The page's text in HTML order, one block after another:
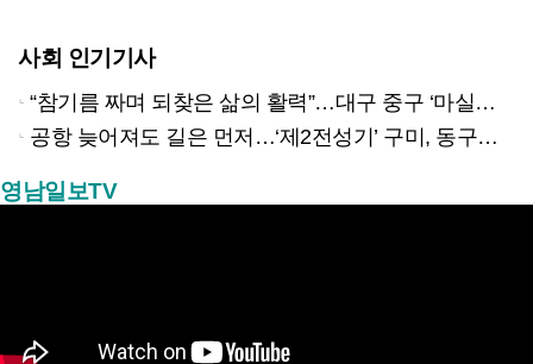
사회 인기기사
“참기름 짜며 되찾은 삶의 활력”…대구 중구 ‘마실방앗간’ 어르신들의 인생 2막
공항 늦어져도 길은 먼저…‘제2전성기’ 구미, 동구미역 더 절실
영남일보TV